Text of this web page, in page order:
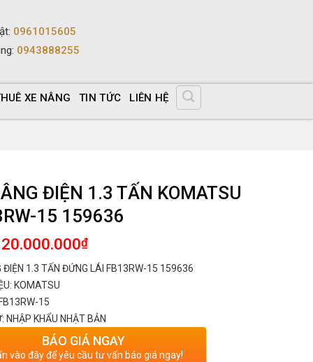
: 0961015605
: 0943888255
XE NÂNG TIN TỨC LIÊN HỆ
ĐIỆN 1.3 TẤN KOMATSU
15 159636
₫
ĐIỆN 1.3 TẤN ĐỨNG LÁI FB13RW-15 159636
KOMATSU
15
NHẬP KHẨU NHẬT BẢN
BÁO GIÁ NGAY
vào đây để yêu cầu tư vấn báo giá ngay!